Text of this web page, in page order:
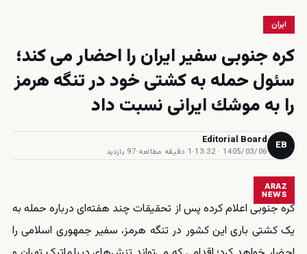
ایران
كره جنوبى سفير ايران را احضار مى كند؛
سئول حمله به كشتى خود در تنگه هرمز
را به موشك ايرانى نسبت داد
EB
Editorial Board
1405/03/06 · 13:32
·1 دقیقه مطالعه ·97 بازدید
ARAZ
NEWS
کره جنوبی اعلام کرده پس از تحقیقات چند هفته‌ای درباره حمله به
یک کشتی باری این کشور در تنگه هرمز، سفیر جمهوری اسلامی را